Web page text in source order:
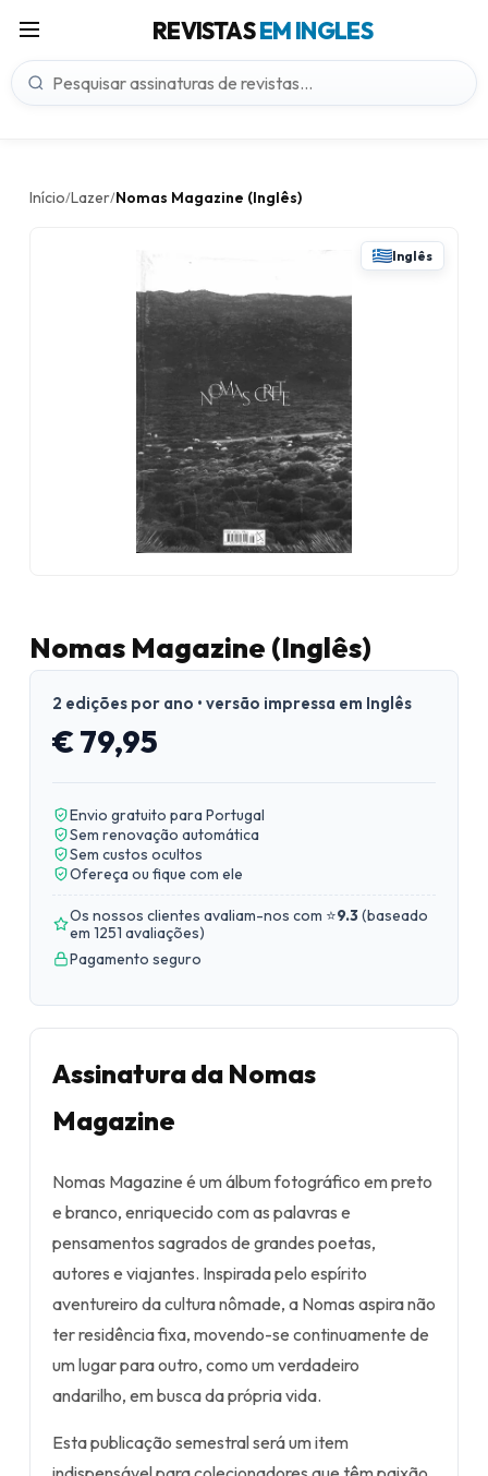
REVISTASEM INGLES
Início/Lazer/Nomas Magazine (Inglês)
Inglês
Nomas Magazine (Inglês)
2 edições por ano • versão impressa em Inglês
€ 79,95
Envio gratuito para Portugal
Sem renovação automática
Sem custos ocultos
Ofereça ou fique com ele
Os nossos clientes avaliam-nos com ⭐9.3(baseado
em 1251 avaliações)
Pagamento seguro
Assinatura da Nomas
Magazine
Nomas Magazine é um álbum fotográfico em preto
e branco, enriquecido com as palavras e
pensamentos sagrados de grandes poetas,
autores e viajantes. Inspirada pelo espírito
aventureiro da cultura nômade, a Nomas aspira não
ter residência fixa, movendo-se continuamente de
um lugar para outro, como um verdadeiro
andarilho, em busca da própria vida.
Esta publicação semestral será um item